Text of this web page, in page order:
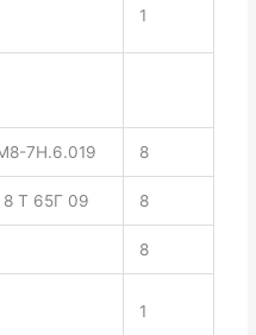
1
7Н.6.019 8
Т 65Г 09 8
8
1